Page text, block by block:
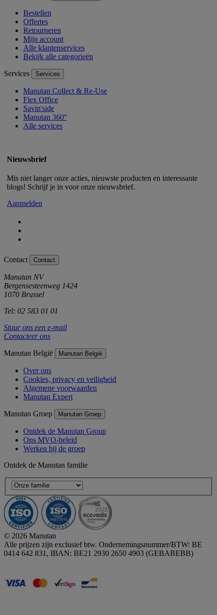
Bestellen
Offertes
Retourneren
Mijn account
Alle klantenservices
Bekijk alle categorieën
Services Services
Manutan Collect & Re-Use
Flex Office
Savin'side
Manutan 360°
Alle services
Nieuwsbrief
Mis niet langer onze acties, nieuwste producten en interessante
blogs! Schrijf je in voor onze nieuwsbrief.
Aanmelden
Contact Contact
Manutan NV
Bergensesteenweg 1424
1070 Brussel
Tel: 02 583 01 01
Stuur ons een e-mail
Contacteer ons
Manutan België Manutan België
Over ons
Cookies, privacy en veiligheid
Algemene voorwaarden
Manutan Expert
Manutan Groep Manutan Groep
Ontdek de Manutan Group
Ons MVO-beleid
Werken bij de groep
Ontdek de Manutan familie
© 2026 Manutan
Alle prijzen zijn exclusief btw. Ondernemingsnummer/BTW: BE
0414 642 831, IBAN: BE21 2930 2650 4903 (GEBABEBB)